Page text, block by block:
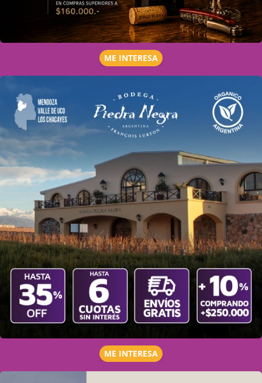
ME INTERESA
ME INTERESA